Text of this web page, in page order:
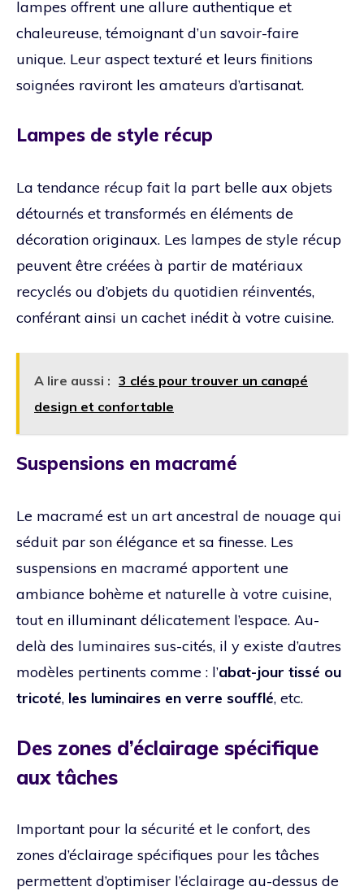
lampes offrent une allure authentique et
chaleureuse, témoignant d’un savoir-faire
unique. Leur aspect texturé et leurs finitions
soignées raviront les amateurs d’artisanat.
Lampes de style récup
La tendance récup fait la part belle aux objets
détournés et transformés en éléments de
décoration originaux. Les lampes de style récup
peuvent être créées à partir de matériaux
recyclés ou d’objets du quotidien réinventés,
conférant ainsi un cachet inédit à votre cuisine.
A lire aussi : 3 clés pour trouver un canapé
design et confortable
Suspensions en macramé
Le macramé est un art ancestral de nouage qui
séduit par son élégance et sa finesse. Les
suspensions en macramé apportent une
ambiance bohème et naturelle à votre cuisine,
tout en illuminant délicatement l’espace. Au-
delà des luminaires sus-cités, il y existe d’autres
modèles pertinents comme : l’abat-jour tissé ou
tricoté, les luminaires en verre soufflé, etc.
Des zones d’éclairage spécifique
aux tâches
Important pour la sécurité et le confort, des
zones d’éclairage spécifiques pour les tâches
permettent d’optimiser l’éclairage au-dessus de